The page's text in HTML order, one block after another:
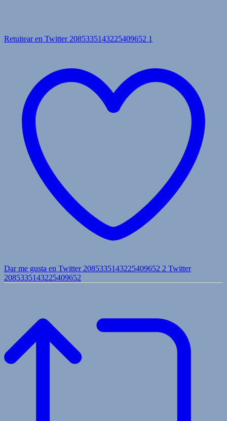
Retuitear en Twitter 2085335143225409652 1
Dar me gusta en Twitter 2085335143225409652 2 Twitter
2085335143225409652